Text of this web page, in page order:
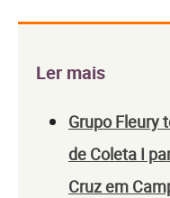
Ler mais
Grupo Fleury
de Coleta I
Cruz em